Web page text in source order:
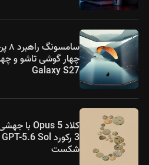
چهار گوشی تاشو و
Galaxy S27
شکست